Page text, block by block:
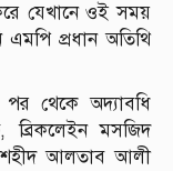
যেখানে ওই সময়
এমপি প্রধান অতিথি
থেকে অদ্যাবধি
ব্রিকলেইন মসজিদ
শহীদ আলতাব আলী